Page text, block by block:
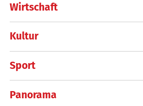
Wirtschaft
Kultur
Sport
Panorama